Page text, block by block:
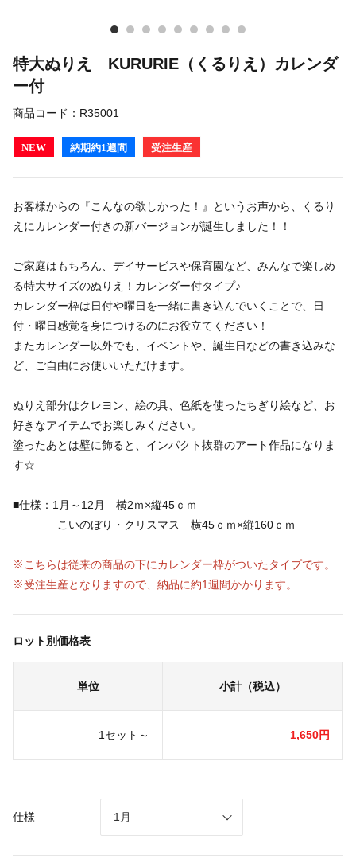
特大ぬりえ KURURIE（くるりえ）カレンダ
ー付
商品コード： R35001
NEW 納期約1週間 受注生産
お客様からの『こんなの欲しかった！』というお声から、くるり
えにカレンダー付きの新バージョンが誕生しました！！
ご家庭はもちろん、デイサービスや保育園など、みんなで楽しめ
る特大サイズのぬりえ！カレンダー付タイプ♪
カレンダー枠は日付や曜日を一緒に書き込んでいくことで、日
付・曜日感覚を身につけるのにお役立てください！
またカレンダー以外でも、イベントや、誕生日などの書き込みな
ど、ご自由にお使いいただけます。
ぬりえ部分はクレヨン、絵の具、色紙を使ったちぎり絵など、お
好きなアイテムでお楽しみください。
塗ったあとは壁に飾ると、インパクト抜群のアート作品になりま
す☆
■仕様：1月～12月 横2ｍ×縦45ｃｍ
こいのぼり・クリスマス 横45ｃｍ×縦160ｃｍ
※こちらは従来の商品の下にカレンダー枠がついたタイプです。
※受注生産となりますので、納品に約1週間かかります。
ロット別価格表
単位 小計（税込）
1セット～ 1,650円
仕様